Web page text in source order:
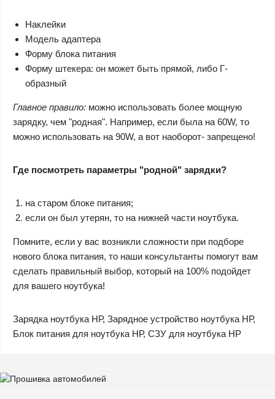
Наклейки
Модель адаптера
Форму блока питания
Форму штекера: он может быть прямой, либо Г-
образный
Главное правило: можно использовать более мощную
зарядку, чем "родная". Например, если была на 60W, то
можно использовать на 90W, а вот наоборот- запрещено!
Где посмотреть параметры "родной" зарядки?
на старом блоке питания;
если он был утерян, то на нижней части ноутбука.
Помните, если у вас возникли сложности при подборе
нового блока питания, то наши консультанты помогут вам
сделать правильный выбор, который на 100% подойдет
для вашего ноутбука!
Зарядка ноутбука НР, Зарядное устройство ноутбука НР,
Блок питания для ноутбука НР, СЗУ для ноутбука HP